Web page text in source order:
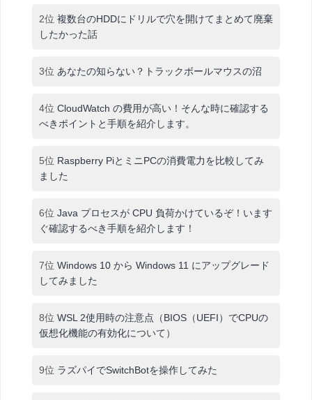
2位 複数台のHDDにドリルで穴を開けてまとめて廃棄
したかった話
3位 あなたの知らない？トラックボールマウスの沼
4位 CloudWatch の費用が高い！そんな時に確認する
べきポイントと手順を紹介します。
5位 Raspberry PiとミニPCの消費電力を比較してみ
ました
6位 Java プロセスが CPU 負荷かけているぞ！います
ぐ確認するべき手順を紹介します！
7位 Windows 10 から Windows 11 にアップグレード
してみました
8位 WSL 2使用時の注意点（BIOS（UEFI）でCPUの
仮想化機能の有効化について）
9位 ラズパイでSwitchBotを操作してみた